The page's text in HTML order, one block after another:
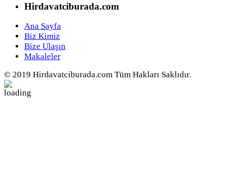
Hirdavatciburada.com
Ana Sayfa
Biz Kimiz
Bize Ulaşın
Makaleler
© 2019 Hirdavatciburada.com Tüm Hakları Saklıdır.